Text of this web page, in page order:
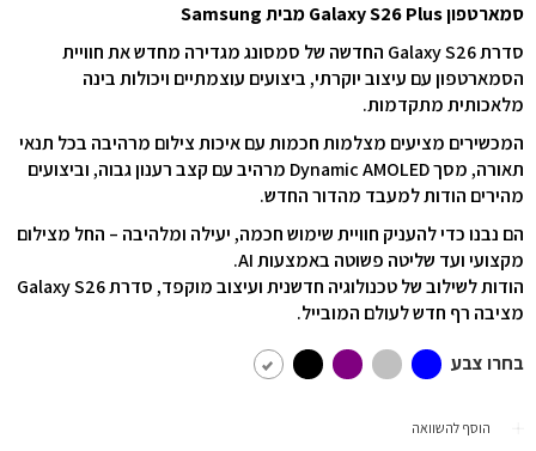
סמארטפון Galaxy S26 Plus מבית Samsung
סדרת Galaxy S26 החדשה של סמסונג מגדירה מחדש את חוויית
הסמארטפון עם עיצוב יוקרתי, ביצועים עוצמתיים ויכולות בינה
מלאכותית מתקדמות.
המכשירים מציעים מצלמות חכמות עם איכות צילום מרהיבה בכל תנאי
תאורה, מסך Dynamic AMOLED מרהיב עם קצב רענון גבוה, וביצועים
מהירים הודות למעבד מהדור החדש.
הם נבנו כדי להעניק חוויית שימוש חכמה, יעילה ומלהיבה – החל מצילום
מקצועי ועד שליטה פשוטה באמצעות AI.
הודות לשילוב של טכנולוגיה חדשנית ועיצוב מוקפד, סדרת Galaxy S26
מציבה רף חדש לעולם המובייל.
בחרו צבע
הוסף להשוואה